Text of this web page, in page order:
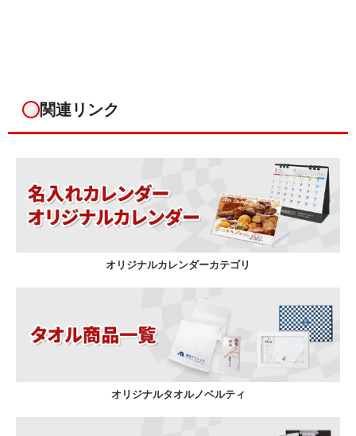
関連リンク
オリジナルカレンダーカテゴリ
オリジナルタオルノベルティ